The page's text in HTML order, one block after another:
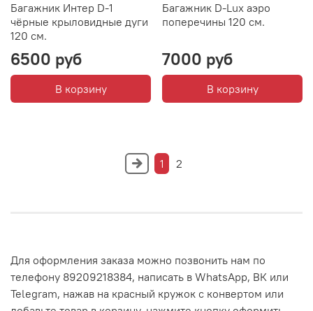
Багажник Интер D-1
чёрные крыловидные дуги
120 см.
6500 руб
В корзину
Багажник D-Lux аэро
поперечины 120 см.
7000 руб
В корзину
1 2
Для оформления заказа можно позвонить нам по
телефону 89209218384, написать в WhatsApp, ВК или
Telegram, нажав на красный кружок с конвертом или